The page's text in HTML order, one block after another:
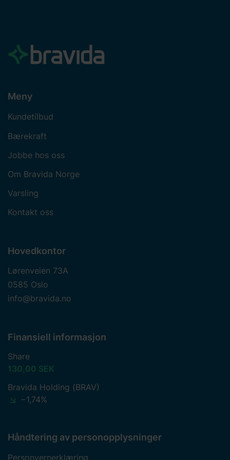
Meny
Kundetilbud
Bærekraft
Jobbe hos oss
Om Bravida Norge
Varsling
Kontakt oss
Hovedkontor
Lørenveien 73A
0585 Oslo
info@bravida.no
Finansiell informasjon
Share
130,00 SEK
Bravida Holding (BRAV)
−1,74%
Håndtering av personopplysninger
Personvernerklæring